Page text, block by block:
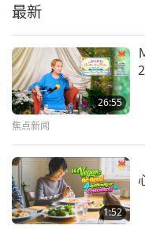
最新
26:55
焦点新闻
1:52